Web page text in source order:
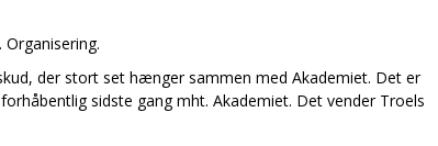
der stort set hænger sammen med Akademiet. Det er
sidste gang mht. Akademiet. Det vender Troels